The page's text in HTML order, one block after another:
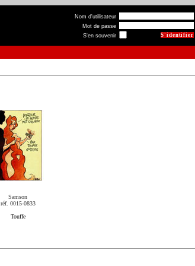
Nom d'utilisateur
Mot de passe
S'en souvenir
Samson
réf. 0015-0833
Touffe